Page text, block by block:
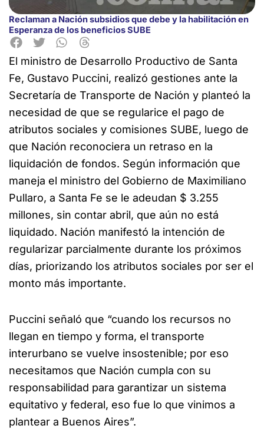
Reclaman a Nación subsidios que debe y la habilitación en
Esperanza de los beneficios SUBE
El ministro de Desarrollo Productivo de Santa
Fe, Gustavo Puccini, realizó gestiones ante la
Secretaría de Transporte de Nación y planteó la
necesidad de que se regularice el pago de
atributos sociales y comisiones SUBE, luego de
que Nación reconociera un retraso en la
liquidación de fondos. Según información que
maneja el ministro del Gobierno de Maximiliano
Pullaro, a Santa Fe se le adeudan $ 3.255
millones, sin contar abril, que aún no está
liquidado. Nación manifestó la intención de
regularizar parcialmente durante los próximos
días, priorizando los atributos sociales por ser el
monto más importante.
Puccini señaló que “cuando los recursos no
llegan en tiempo y forma, el transporte
interurbano se vuelve insostenible; por eso
necesitamos que Nación cumpla con su
responsabilidad para garantizar un sistema
equitativo y federal, eso fue lo que vinimos a
plantear a Buenos Aires”.